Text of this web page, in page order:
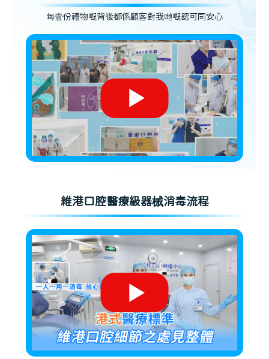
每壹份禮物嘅背後都係顧客對我哋嘅認可同安心
維港口腔醫療級器械消毒流程